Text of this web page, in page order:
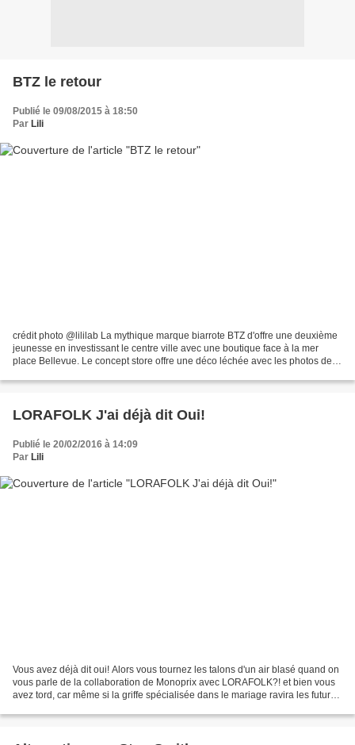
BTZ le retour
Publié le 09/08/2015 à 18:50
Par Lili
crédit photo @lililab La mythique marque biarrote BTZ d'offre une deuxième
jeunesse en investissant le centre ville avec une boutique face à la mer
place Bellevue. Le concept store offre une déco léchée avec les photos de
LORAFOLK J'ai déjà dit Oui!
Publié le 20/02/2016 à 14:09
Par Lili
Vous avez déjà dit oui! Alors vous tournez les talons d'un air blasé quand on
vous parle de la collaboration de Monoprix avec LORAFOLK?! et bien vous
avez tord, car même si la griffe spécialisée dans le mariage ravira les futures